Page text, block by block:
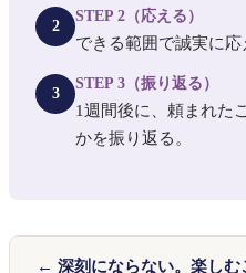
2
STEP 2（応える）
できる範囲で誠実に応
3
STEP 3（振り返る）
1週間後に、頼まれた
かを振り返る。
← 深刻にならない。楽しむ